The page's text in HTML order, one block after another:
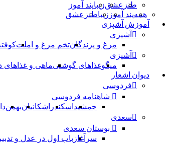
طنز عشقزیباپند آموز
همهپند آموز زیباطنز عشق
آموزش آشپزی
آشپزی
مرغ و پرندگانتخم مرغ و املت
آشپزی
میگوغذاهای گوشتیماهی و غذاهای
دیوان اشعار
فردوسی
شاهنامه فردوسی
جمشید اسکندر اشکانیانبهمن
سعدی
بوستان سعدی
سرآغاز باب اول در عدل و